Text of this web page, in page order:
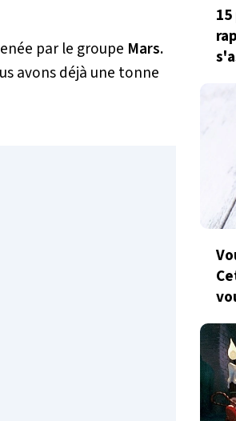
par le groupe Mars.
avons déjà une tonne